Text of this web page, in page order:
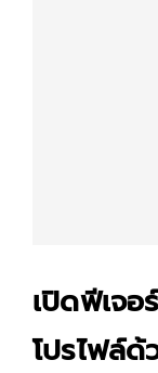
เปิดฟีเจ
โปรไฟล์ด้